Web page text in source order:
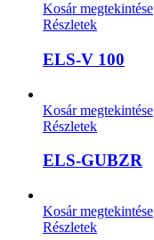
Kosár megtekintése
Részletek
ELS-V 100
Kosár megtekintése
Részletek
ELS-GUBZR
Kosár megtekintése
Részletek